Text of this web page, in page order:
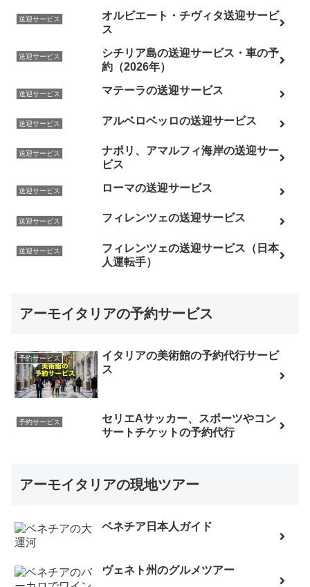
送迎サービス
オルビエート・チヴィタ送迎サービ
ス
送迎サービス
シチリア島の送迎サービス・車の予
約（2026年）
送迎サービス マテーラの送迎サービス
送迎サービス アルベロベッロの送迎サービス
送迎サービス
ナポリ、アマルフィ海岸の送迎サー
ビス
送迎サービス ローマの送迎サービス
送迎サービス フィレンツェの送迎サービス
送迎サービス
フィレンツェの送迎サービス（日本
人運転手）
アーモイタリアの予約サービス
予約サービス
イタリアの美術館の予約代行サービ
ス
予約サービス
セリエAサッカー、スポーツやコン
サートチケットの予約代行
アーモイタリアの現地ツアー
ベネチア日本人ガイド
ヴェネト州のグルメツアー